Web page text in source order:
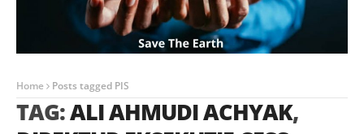
Home Posts tagged PIS
TAG:ALI AHMUDI ACHYAK,